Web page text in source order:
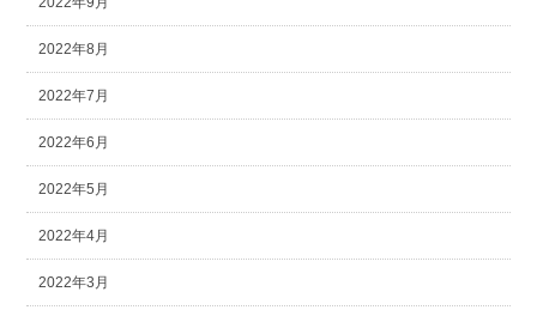
2022年8月
2022年7月
2022年6月
2022年5月
2022年4月
2022年3月